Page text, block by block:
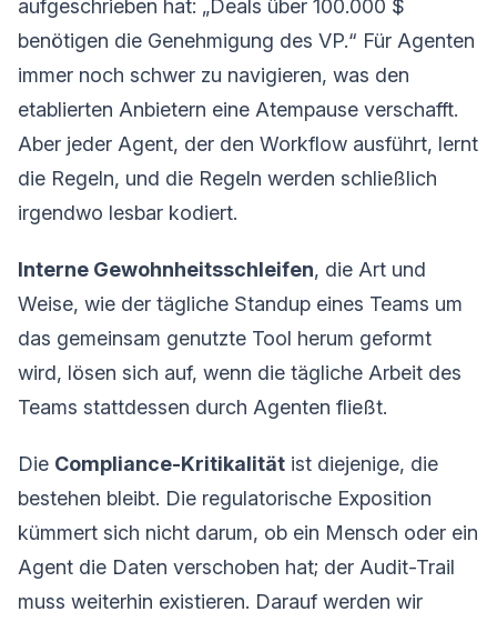
aufgeschrieben hat: „Deals über 100.000 $
benötigen die Genehmigung des VP.“ Für Agenten
immer noch schwer zu navigieren, was den
etablierten Anbietern eine Atempause verschafft.
Aber jeder Agent, der den Workflow ausführt, lernt
die Regeln, und die Regeln werden schließlich
irgendwo lesbar kodiert.
Interne Gewohnheitsschleifen, die Art und
Weise, wie der tägliche Standup eines Teams um
das gemeinsam genutzte Tool herum geformt
wird, lösen sich auf, wenn die tägliche Arbeit des
Teams stattdessen durch Agenten fließt.
Die Compliance-Kritikalität ist diejenige, die
bestehen bleibt. Die regulatorische Exposition
kümmert sich nicht darum, ob ein Mensch oder ein
Agent die Daten verschoben hat; der Audit-Trail
muss weiterhin existieren. Darauf werden wir